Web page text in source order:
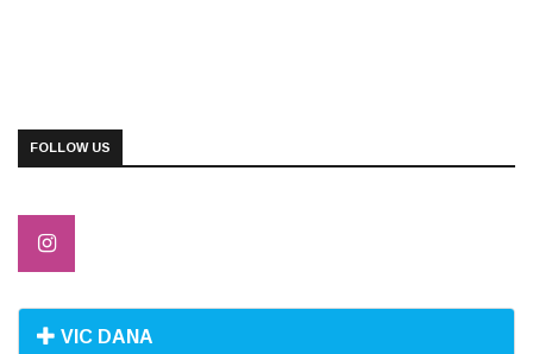
FOLLOW US
VIC DANA